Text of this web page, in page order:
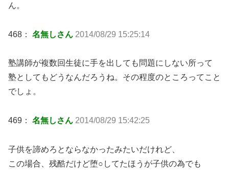
ん。
468： 名無しさん 2014/08/29 15:25:14
塾講師が複数回生徒に手を出しても問題にしない所って
塾としてもどうなんだろうね。その程度のところってこと
でしょ。
469： 名無しさん 2014/08/29 15:42:25
子供を諦めろとならなかったみたいだけれど、
この場合、残酷だけど堕○してたほうが子供の為でも